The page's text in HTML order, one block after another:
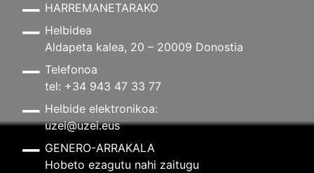
HARREMANETARAKO
Helbidea
Aldapeta kalea, 20 – 20009 Donostia
Telefonoa
tel: +34 943 47 33 77
Helbide elektronikoa:
uzei@uzei.eus
GENERO-ARRAKALA
Hobeto ezagutu nahi zaitugu